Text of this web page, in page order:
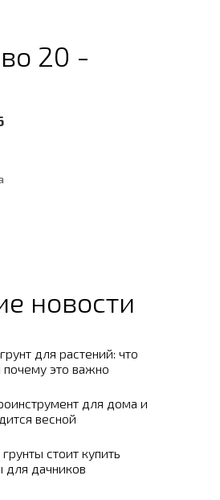
20 -
новости
для растений: что
почему это важно
для дома и
весной
стоит купить
для дачников